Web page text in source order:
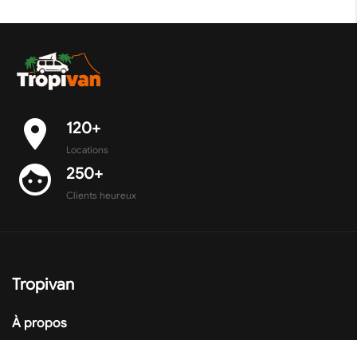
place 120+
Locations
face 250+
Clients heureux
Tropivan
À propos